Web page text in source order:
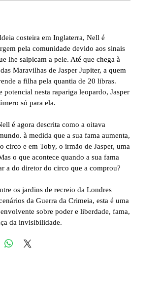
costeira em Inglaterra, Nell é
pela comunidade devido aos sinais
lhe salpicam a pele. Até que chega à
Maravilhas de Jasper Jupiter, a quem
a filha pela quantia de 20 libras.
potencial nesta rapariga leopardo, Jasper
só para ela.
é agora descrita como a oitava
à medida que a sua fama aumenta,
circo e em Toby, o irmão de Jasper, uma
o que acontece quando a sua fama
a do diretor do circo que a comprou?
os jardins de recreio da Londres
da Guerra da Crimeia, esta é uma
sobre poder e liberdade, fama,
da invisibilidade.